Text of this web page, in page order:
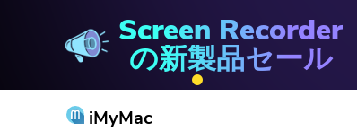
Screen Recorder
の新製品セール
iMyMac
Video Converter